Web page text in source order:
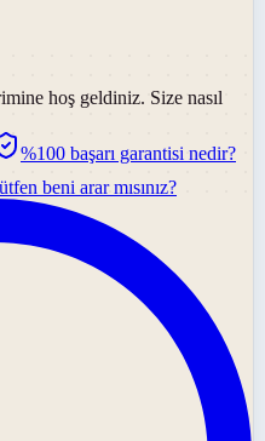
hoş geldiniz. Size nasıl
%100 başarı garantisi nedir?
beni arar mısınız?